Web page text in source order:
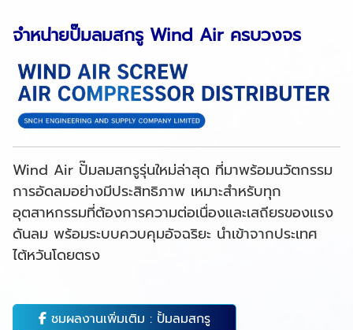
จำหน่ายปั๊มลมสกรู Wind Air ครบวงจร
Wind Air ปั๊มลมสกรูรุ่นใหม่ล่าสุด ที่มาพร้อมนวัตกรรม
การอัดลมอย่างมีประสิทธิภาพ เหมาะสำหรับทุก
อุตสาหกรรมที่ต้องการความต่อเนื่องและเสถียรของแรง
ดันลม พร้อมระบบควบคุมอัจฉริยะ นำเข้าจากประเทศ
ไต้หวันโดยตรง
ชมผลงานเพิ่มเติม : ปั้มลมสกรู